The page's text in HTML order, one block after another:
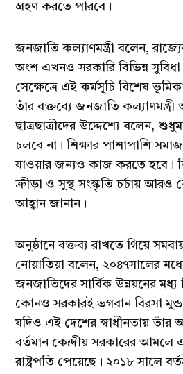
গ্রহণ করতে পারবে।
জনজাতি কল্যাণমন্ত্রী বলেন,
অংশ এখনও সরকারি বিভিন্ন
সেক্ষেত্রে এই কর্মসূচি বিশেষ
তাঁর বক্তব্যে জনজাতি কল্যাণমন্ত্রী
ছাত্রছাত্রীদের উদ্দেশ্যে বলেন,
চলবে না। শিক্ষার পাশাপাশি
যাওয়ার জন্যও কাজ করতে হবে।
ক্রীড়া ও সুস্থ সংস্কৃতি চর্চায়
আহ্বান জানান।
অনুষ্ঠানে বক্তব্য রাখতে গিয়ে
নোয়াতিয়া বলেন, ২০৪৭সালের
জনজাতিদের সার্বিক উন্নয়নের
কোনও সরকারই ভগবান বিরসা
যদিও এই দেশের স্বাধীনতায় তাঁর
বর্তমান কেন্দ্রীয় সরকারের
রাষ্ট্রপতি পেয়েছে। ২০১৮ সালে